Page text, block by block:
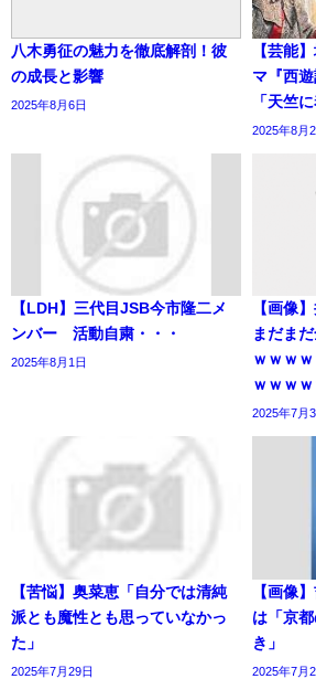
八木勇征の魅力を徹底解剖！彼
の成長と影響
2025年8月6日
【芸能
マ『西
「天竺
2025年8月
【LDH】三代目JSB今市隆二メ
ンバー 活動自粛・・・
2025年8月1日
【画像
まだま
ｗｗｗ
ｗｗｗ
2025年7月
【苦悩】奥菜恵「自分では清純
派とも魔性とも思っていなかっ
た」
2025年7月29日
【画像
は「京
き」
2025年7月